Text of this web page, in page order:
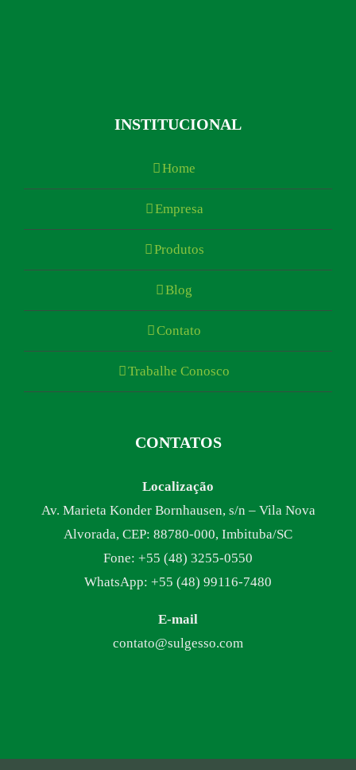
INSTITUCIONAL
Home
Empresa
Produtos
Blog
Contato
Trabalhe Conosco
CONTATOS
Localização
Av. Marieta Konder Bornhausen, s/n – Vila Nova
Alvorada, CEP: 88780-000, Imbituba/SC
Fone: +55 (48) 3255-0550
WhatsApp: +55 (48) 99116-7480
E-mail
contato@sulgesso.com